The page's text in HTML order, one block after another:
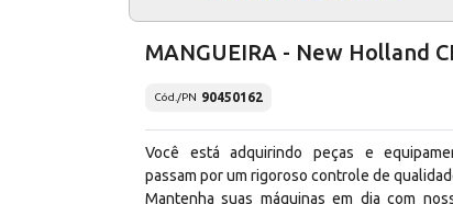
MANGUEIRA - New Holland
Cód./PN 90450162
Você está adquirindo peças e
passam por um rigoroso controle de
Mantenha suas máquinas em dia com